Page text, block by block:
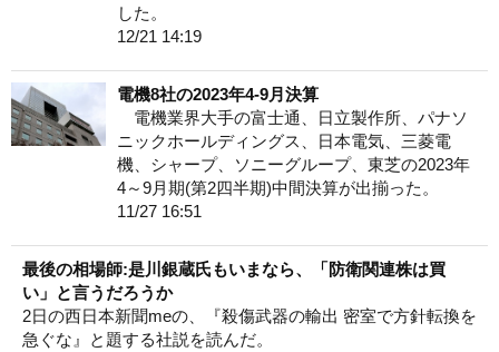
した。
12/21 14:19
電機8社の2023年4-9月決算
電機業界大手の富士通、日立製作所、パナソ
ニックホールディングス、日本電気、三菱電
機、シャープ、ソニーグループ、東芝の2023年
4～9月期(第2四半期)中間決算が出揃った。
11/27 16:51
最後の相場師:是川銀蔵氏もいまなら、「防衛関連株は買
い」と言うだろうか
2日の西日本新聞meの、『殺傷武器の輸出 密室で方針転換を
急ぐな』と題する社説を読んだ。